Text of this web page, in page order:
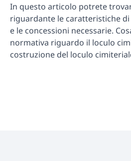
In questo articolo potrete
riguardante le caratteristiche
e le concessioni necessarie.
normativa riguardo il loculo
costruzione del loculo